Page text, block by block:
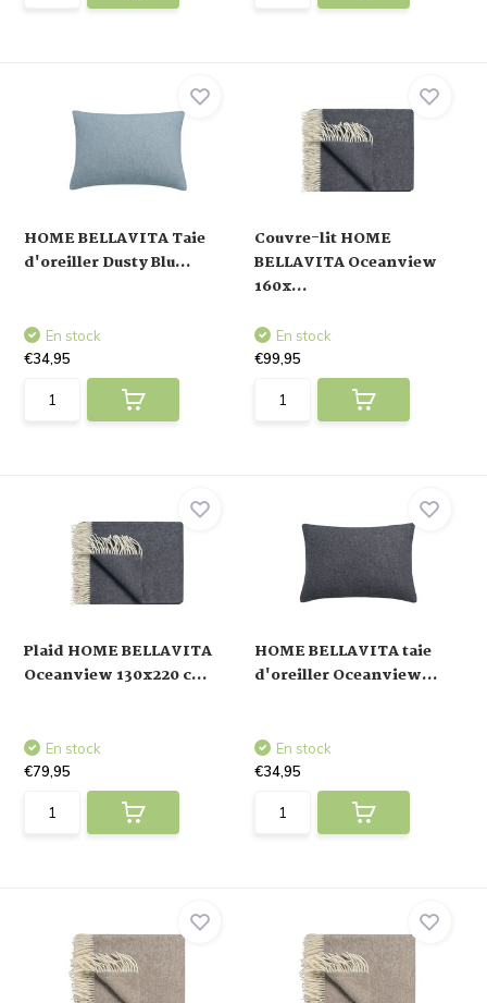
HOME BELLAVITA Taie
d'oreiller Dusty Blu...
En stock
€34,95
Couvre-lit HOME
BELLAVITA Oceanview
160x...
En stock
€99,95
Plaid HOME BELLAVITA
Oceanview 130x220 c...
En stock
€79,95
HOME BELLAVITA taie
d'oreiller Oceanview...
En stock
€34,95